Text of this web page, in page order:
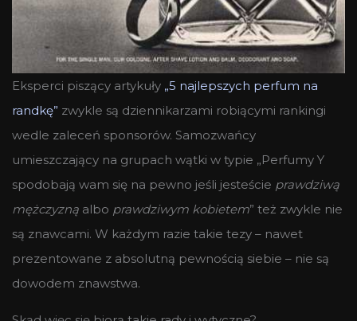
Eksperci piszący artykuły „5 najlepszych perfum na
randkę” zwykle są dziennikarzami robiącymi rankingi
wedle zaleceń sponsorów. Samozwańcy
umieszczający na grupach wątki w typie „Perfumy Y
spodobają wam się na pewno jeśli jesteście prawdziwą
mężczyzną albo prawdziwym kobietem” też zwykle nie
są znawcami. W każdym razie takie tezy – nawet
prezentowane z absolutną pewnością siebie – nie są
dowodem znawstwa.